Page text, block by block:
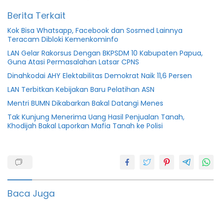
Berita Terkait
Kok Bisa Whatsapp, Facebook dan Sosmed Lainnya
Teracam Dibloki Kemenkominfo
LAN Gelar Rakorsus Dengan BKPSDM 10 Kabupaten Papua,
Guna Atasi Permasalahan Latsar CPNS
Dinahkodai AHY Elektabilitas Demokrat Naik 11,6 Persen
LAN Terbitkan Kebijakan Baru Pelatihan ASN
Mentri BUMN Dikabarkan Bakal Datangi Menes
Tak Kunjung Menerima Uang Hasil Penjualan Tanah,
Khodijah Bakal Laporkan Mafia Tanah ke Polisi
Nasional
Baca Juga